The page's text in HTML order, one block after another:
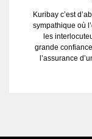
Kuribay c’est
sympathique où
les
grande
l’assurance